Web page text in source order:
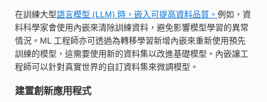
在訓練大型語言模型 (LLM) 時，嵌入可提高資料品質。 例如，資
料科學家會使用內嵌來清除訓練資料，避免影響模型學習的異常
情況。ML 工程師亦可透過為轉移學習新增內嵌來重新使用預先
訓練的模型，這需要使用新的資料集以改進基礎模型。內嵌讓工
程師可以針對真實世界的自訂資料集來微調模型。
建置創新應用程式